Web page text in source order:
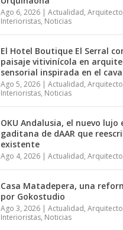
Ago 6, 2026 |Actualidad,
Interioristas, Noticias
El Hotel Boutique El Serral
paisaje vitivinícola en
sensorial inspirada en el
Ago 5, 2026 |Actualidad,
Interioristas, Noticias
OKU Andalusia, el nuevo lujo
gaditana de dAAR que
existente
Ago 4, 2026 |Actualidad,
Casa Matadepera, una
por Gokostudio
Ago 3, 2026 |Actualidad,
Interioristas, Noticias